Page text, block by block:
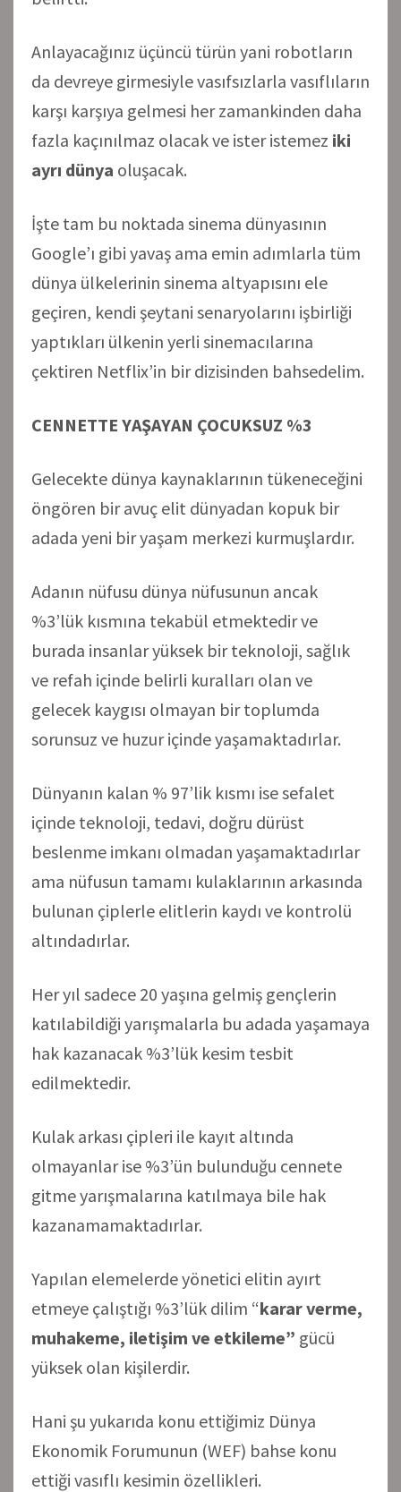
Anlayacağınız üçüncü türün yani robotların
da devreye girmesiyle vasıfsızlarla vasıflıların
karşı karşıya gelmesi her zamankinden daha
fazla kaçınılmaz olacak ve ister istemez iki
ayrı dünya oluşacak.
İşte tam bu noktada sinema dünyasının
Google’ı gibi yavaş ama emin adımlarla tüm
dünya ülkelerinin sinema altyapısını ele
geçiren, kendi şeytani senaryolarını işbirliği
yaptıkları ülkenin yerli sinemacılarına
çektiren Netflix’in bir dizisinden bahsedelim.
CENNETTE YAŞAYAN ÇOCUKSUZ %3
Gelecekte dünya kaynaklarının tükeneceğini
öngören bir avuç elit dünyadan kopuk bir
adada yeni bir yaşam merkezi kurmuşlardır.
Adanın nüfusu dünya nüfusunun ancak
%3’lük kısmına tekabül etmektedir ve
burada insanlar yüksek bir teknoloji, sağlık
ve refah içinde belirli kuralları olan ve
gelecek kaygısı olmayan bir toplumda
sorunsuz ve huzur içinde yaşamaktadırlar.
Dünyanın kalan % 97’lik kısmı ise sefalet
içinde teknoloji, tedavi, doğru dürüst
beslenme imkanı olmadan yaşamaktadırlar
ama nüfusun tamamı kulaklarının arkasında
bulunan çiplerle elitlerin kaydı ve kontrolü
altındadırlar.
Her yıl sadece 20 yaşına gelmiş gençlerin
katılabildiği yarışmalarla bu adada yaşamaya
hak kazanacak %3’lük kesim tesbit
edilmektedir.
Kulak arkası çipleri ile kayıt altında
olmayanlar ise %3’ün bulunduğu cennete
gitme yarışmalarına katılmaya bile hak
kazanamamaktadırlar.
Yapılan elemelerde yönetici elitin ayırt
etmeye çalıştığı %3’lük dilim “karar verme,
muhakeme, iletişim ve etkileme” gücü
yüksek olan kişilerdir.
Hani şu yukarıda konu ettiğimiz Dünya
Ekonomik Forumunun (WEF) bahse konu
ettiği vasıflı kesimin özellikleri.